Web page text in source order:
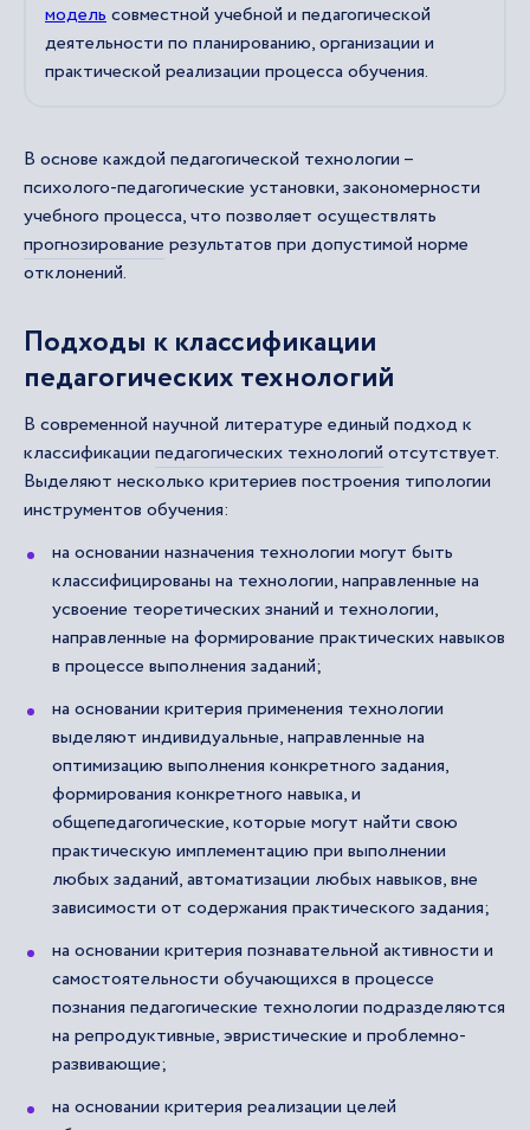
модельсовместной учебной и педагогической
деятельности по планированию, организации и
практической реализации процесса обучения.
В основе каждой педагогической технологии –
психолого-педагогические установки, закономерности
учебного процесса, что позволяет осуществлять
прогнозирование результатов при допустимой норме
отклонений.
Подходы к классификации
педагогических технологий
В современной научной литературе единый подход к
классификации педагогических технологий отсутствует.
Выделяют несколько критериев построения типологии
инструментов обучения:
на основании назначения технологии могут быть
классифицированы на технологии, направленные на
усвоение теоретических знаний и технологии,
направленные на формирование практических навыков
в процессе выполнения заданий;
на основании критерия применения технологии
выделяют индивидуальные, направленные на
оптимизацию выполнения конкретного задания,
формирования конкретного навыка, и
общепедагогические, которые могут найти свою
практическую имплементацию при выполнении
любых заданий, автоматизации любых навыков, вне
зависимости от содержания практического задания;
на основании критерия познавательной активности и
самостоятельности обучающихся в процессе
познания педагогические технологии подразделяются
на репродуктивные, эвристические и проблемно-
развивающие;
на основании критерия реализации целей